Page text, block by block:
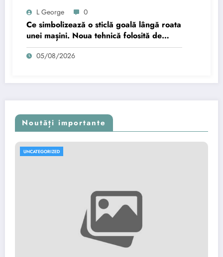
L George 0
Ce simbolizează o sticlă goală lângă roata
unei mașini. Noua tehnică folosită de
infractori.
05/08/2026
Noutăți importante
UNCATEGORIZED